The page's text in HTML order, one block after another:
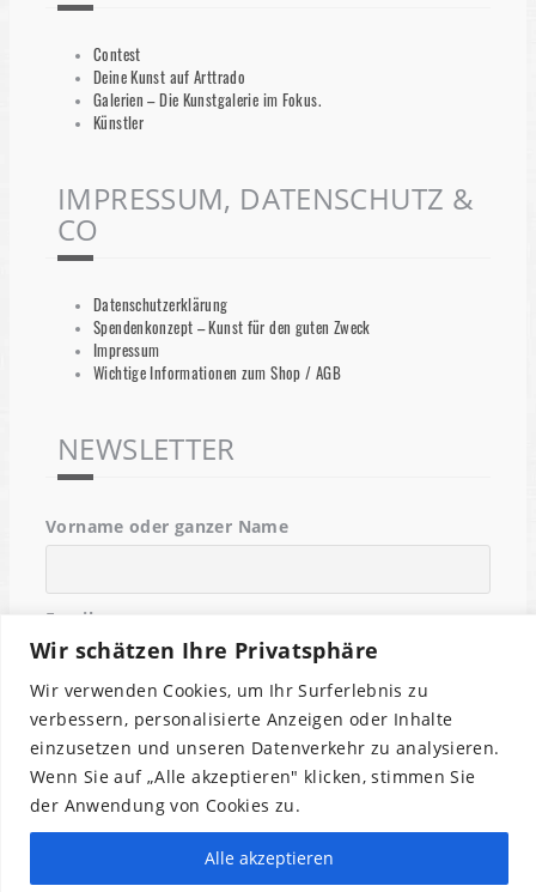
Wir schätzen Ihre Privatsphäre
Wir verwenden Cookies, um Ihr Surferlebnis zu
verbessern, personalisierte Anzeigen oder Inhalte
einzusetzen und unseren Datenverkehr zu analysieren.
Wenn Sie auf „Alle akzeptieren" klicken, stimmen Sie
der Anwendung von Cookies zu.
Alle akzeptieren
Contest
Deine Kunst auf Arttrado
Galerien – Die Kunstgalerie im Fokus.
Künstler
IMPRESSUM, DATENSCHUTZ &
CO
Datenschutzerklärung
Spendenkonzept – Kunst für den guten Zweck
Impressum
Wichtige Informationen zum Shop / AGB
NEWSLETTER
Vorname oder ganzer Name
Email
Indem Du fortfährst, akzeptierst Du unsere
Datenschutzerklärung.